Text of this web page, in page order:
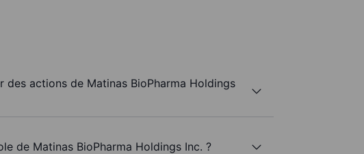
des actions de Matinas BioPharma Holdings
de Matinas BioPharma Holdings Inc. ?